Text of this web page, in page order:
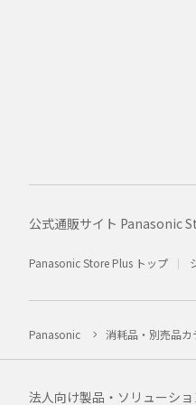
公式通販サイト Panasonic
Panasonic Store Plus トップ
Panasonic 消耗品・別売品カ
法人向け製品・ソリューショ